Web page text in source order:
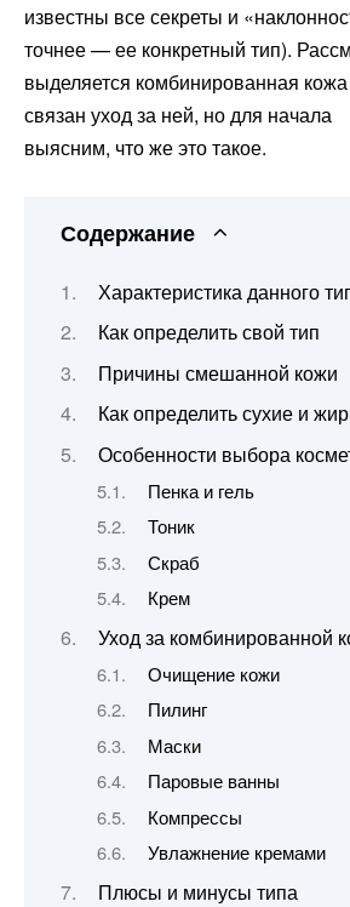
известны все секреты и
точнее — ее конкретный тип).
выделяется комбинированная
связан уход за ней, но для начала
выясним, что же это такое.
Содержание
Характеристика данного
Как определить свой тип
Причины смешанной кожи
Как определить сухие и
Особенности выбора
Пенка и гель
Тоник
Скраб
Крем
Уход за комбинированной
Очищение кожи
Пилинг
Маски
Паровые ванны
Компрессы
Увлажнение кремами
Плюсы и минусы типа